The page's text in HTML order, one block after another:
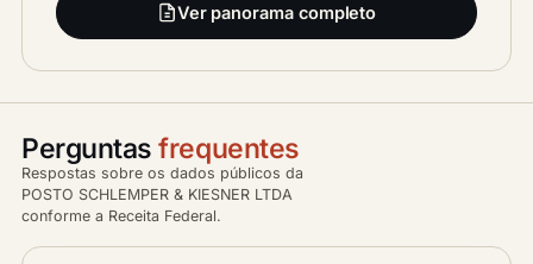
Ver panorama completo
Perguntasfrequentes
Respostas sobre os dados públicos da
POSTO SCHLEMPER & KIESNER LTDA
conforme a Receita Federal.